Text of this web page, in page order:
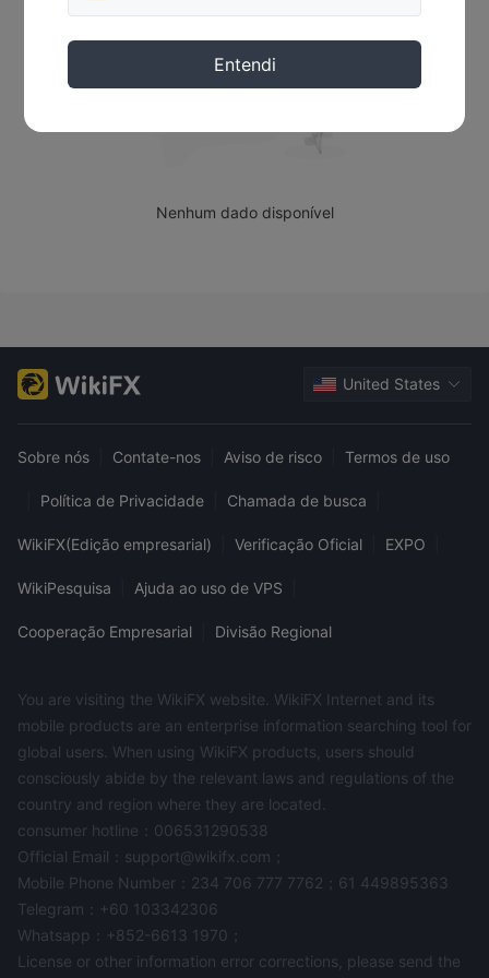
Nenhum dado disponível
Entendi
United States
Sobre nós Contate-nos Aviso de risco Termos de uso
Política de Privacidade Chamada de busca
WikiFX(Edição empresarial) Verificação Oficial EXPO
WikiPesquisa Ajuda ao uso de VPS
Cooperação Empresarial Divisão Regional
You are visiting the WikiFX website. WikiFX Internet and its
mobile products are an enterprise information searching tool for
global users. When using WikiFX products, users should
consciously abide by the relevant laws and regulations of the
country and region where they are located.
consumer hotline：006531290538
Official Email：support@wikifx.com；
Mobile Phone Number：234 706 777 7762；61 449895363
Telegram：+60 103342306
Whatsapp：+852-6613 1970；
License or other information error corrections, please send the